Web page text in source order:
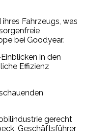
Fahrzeugs, was
bei Goodyear.
in den
Effizienz
gerecht
Geschäftsführer